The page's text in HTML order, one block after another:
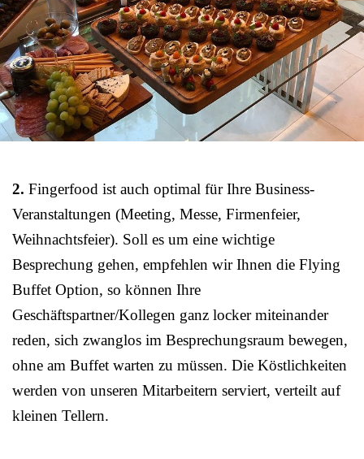
2. Fingerfood ist auch optimal für Ihre Business-
Veranstaltungen (Meeting, Messe, Firmenfeier,
Weihnachtsfeier). Soll es um eine wichtige
Besprechung gehen, empfehlen wir Ihnen die Flying
Buffet Option, so können Ihre
Geschäftspartner/Kollegen ganz locker miteinander
reden, sich zwanglos im Besprechungsraum bewegen,
ohne am Buffet warten zu müssen. Die Köstlichkeiten
werden von unseren Mitarbeitern serviert, verteilt auf
kleinen Tellern.